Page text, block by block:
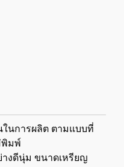
นการผลิต ตามแบบที่
พิมพ์
งดีนุ่ม ขนาดเหรียญ